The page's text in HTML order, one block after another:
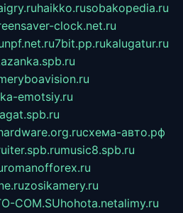
haikko.rusobakopedia.ru
clock.net.ru
npf.net.ru7bit.pp.rukalugatur.ru
emotsiy.ru
agat.spb.ru
схема-авто.рф
music8.spb.ru
romanofforex.ru
zosikamery.ru
COM.SUhohota.netalimy.ru